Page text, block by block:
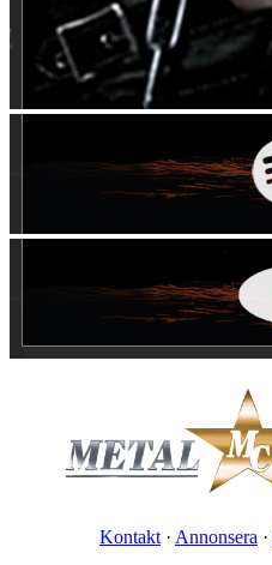
Kontakt · Annonsera ·